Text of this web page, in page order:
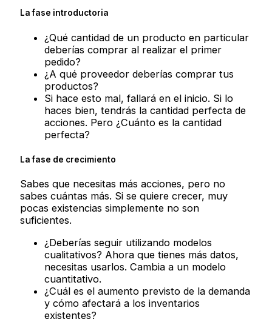
La fase introductoria
¿Qué cantidad de un producto en particular
deberías comprar al realizar el primer
pedido?
¿A qué proveedor deberías comprar tus
productos?
Si hace esto mal, fallará en el inicio. Si lo
haces bien, tendrás la cantidad perfecta de
acciones. Pero ¿Cuánto es la cantidad
perfecta?
La fase de crecimiento
Sabes que necesitas más acciones, pero no
sabes cuántas más. Si se quiere crecer, muy
pocas existencias simplemente no son
suficientes.
¿Deberías seguir utilizando modelos
cualitativos? Ahora que tienes más datos,
necesitas usarlos. Cambia a un modelo
cuantitativo.
¿Cuál es el aumento previsto de la demanda
y cómo afectará a los inventarios
existentes?